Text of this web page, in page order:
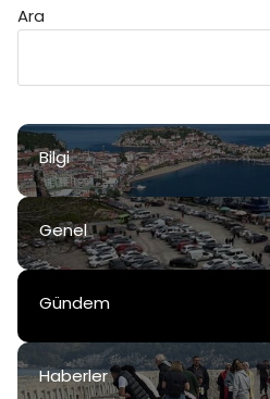
Ara
Bilgi
Genel
Gündem
Haberler